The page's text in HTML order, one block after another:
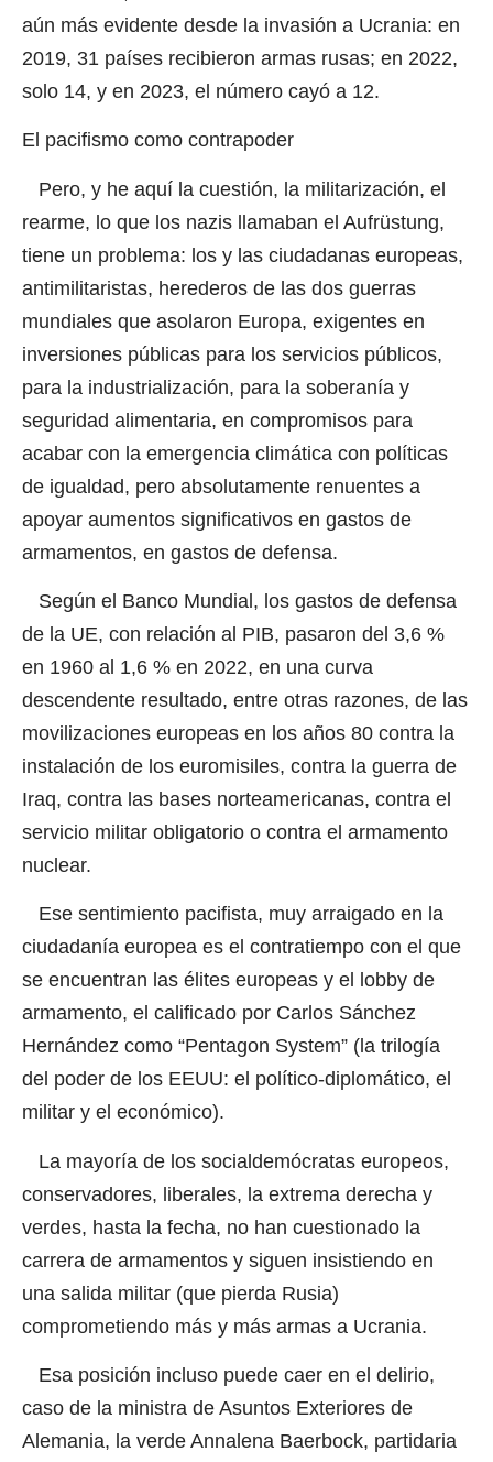
aún más evidente desde la invasión a Ucrania: en
2019, 31 países recibieron armas rusas; en 2022,
solo 14, y en 2023, el número cayó a 12.
El pacifismo como contrapoder
Pero, y he aquí la cuestión, la militarización, el
rearme, lo que los nazis llamaban el Aufrüstung,
tiene un problema: los y las ciudadanas europeas,
antimilitaristas, herederos de las dos guerras
mundiales que asolaron Europa, exigentes en
inversiones públicas para los servicios públicos,
para la industrialización, para la soberanía y
seguridad alimentaria, en compromisos para
acabar con la emergencia climática con políticas
de igualdad, pero absolutamente renuentes a
apoyar aumentos significativos en gastos de
armamentos, en gastos de defensa.
Según el Banco Mundial, los gastos de defensa
de la UE, con relación al PIB, pasaron del 3,6 %
en 1960 al 1,6 % en 2022, en una curva
descendente resultado, entre otras razones, de las
movilizaciones europeas en los años 80 contra la
instalación de los euromisiles, contra la guerra de
Iraq, contra las bases norteamericanas, contra el
servicio militar obligatorio o contra el armamento
nuclear.
Ese sentimiento pacifista, muy arraigado en la
ciudadanía europea es el contratiempo con el que
se encuentran las élites europeas y el lobby de
armamento, el calificado por Carlos Sánchez
Hernández como “Pentagon System” (la trilogía
del poder de los EEUU: el político-diplomático, el
militar y el económico).
La mayoría de los socialdemócratas europeos,
conservadores, liberales, la extrema derecha y
verdes, hasta la fecha, no han cuestionado la
carrera de armamentos y siguen insistiendo en
una salida militar (que pierda Rusia)
comprometiendo más y más armas a Ucrania.
Esa posición incluso puede caer en el delirio,
caso de la ministra de Asuntos Exteriores de
Alemania, la verde Annalena Baerbock, partidaria